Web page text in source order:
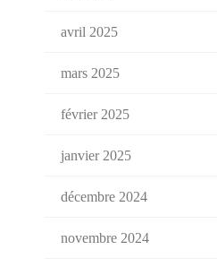
avril 2025
mars 2025
février 2025
janvier 2025
décembre 2024
novembre 2024